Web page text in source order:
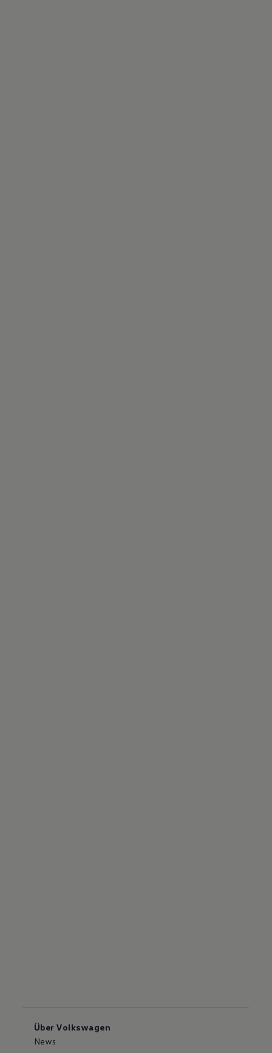
Über Volkswagen
News